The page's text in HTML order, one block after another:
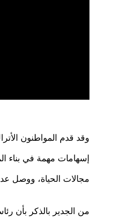
وقد قدم المواطنون
مجالات الحياة، ووصل عددهم اليوم إلى حوالي 3.5 مليون
من الجدير بالذكر بأن